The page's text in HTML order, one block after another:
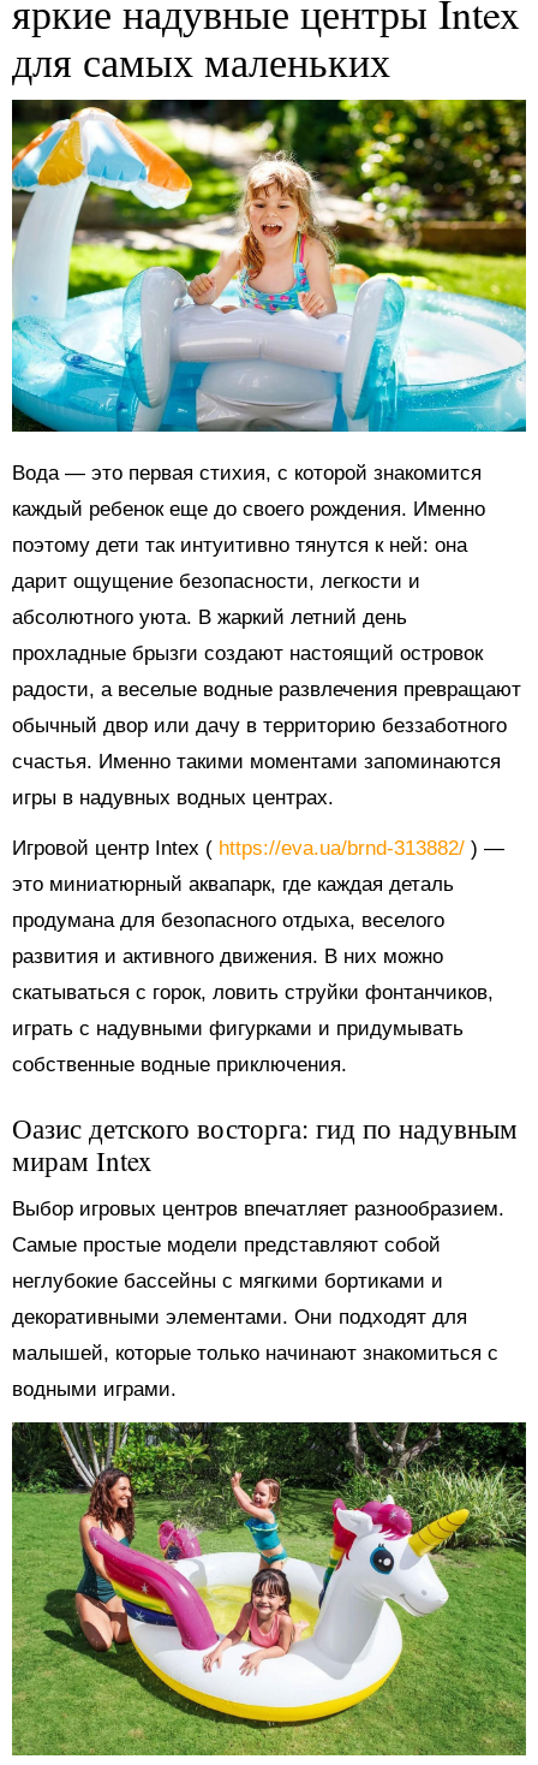
яркие надувные центры Intex
для самых маленьких
Вода — это первая стихия, с которой знакомится
каждый ребенок еще до своего рождения. Именно
поэтому дети так интуитивно тянутся к ней: она
дарит ощущение безопасности, легкости и
абсолютного уюта. В жаркий летний день
прохладные брызги создают настоящий островок
радости, а веселые водные развлечения превращают
обычный двор или дачу в территорию беззаботного
счастья. Именно такими моментами запоминаются
игры в надувных водных центрах.
Игровой центр Intex ( https://eva.ua/brnd-313882/ ) —
это миниатюрный аквапарк, где каждая деталь
продумана для безопасного отдыха, веселого
развития и активного движения. В них можно
скатываться с горок, ловить струйки фонтанчиков,
играть с надувными фигурками и придумывать
собственные водные приключения.
Оазис детского восторга: гид по надувным
мирам Intex
Выбор игровых центров впечатляет разнообразием.
Самые простые модели представляют собой
неглубокие бассейны с мягкими бортиками и
декоративными элементами. Они подходят для
малышей, которые только начинают знакомиться с
водными играми.